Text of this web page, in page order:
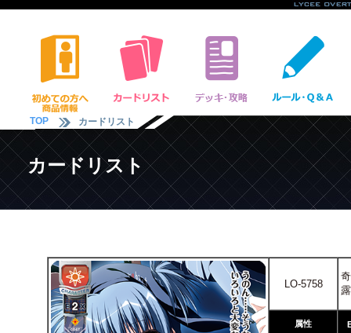
TOP カードリスト
カードリスト
LO-5758
属性